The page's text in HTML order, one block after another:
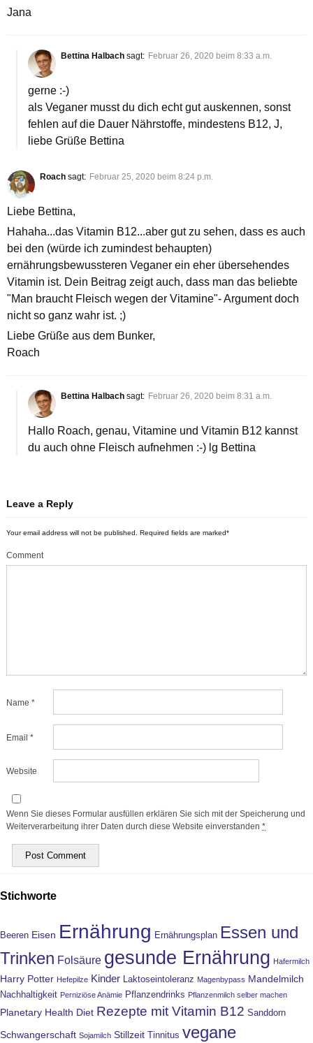
Jana
Bettina Halbach sagt: Februar 26, 2020 beim 8:33 a.m.
gerne :-)
als Veganer musst du dich echt gut auskennen, sonst
fehlen auf die Dauer Nährstoffe, mindestens B12, J,
liebe Grüße Bettina
Roach sagt: Februar 25, 2020 beim 8:24 p.m.
Liebe Bettina,
Hahaha...das Vitamin B12...aber gut zu sehen, dass es auch
bei den (würde ich zumindest behaupten)
ernährungsbewussteren Veganer ein eher übersehendes
Vitamin ist. Dein Beitrag zeigt auch, dass man das beliebte
"Man braucht Fleisch wegen der Vitamine"- Argument doch
nicht so ganz wahr ist. ;)
Liebe Grüße aus dem Bunker,
Roach
Bettina Halbach sagt: Februar 26, 2020 beim 8:31 a.m.
Hallo Roach, genau, Vitamine und Vitamin B12 kannst
du auch ohne Fleisch aufnehmen :-) lg Bettina
Leave a Reply
Your email address will not be published. Required fields are marked*
Comment
Name *
Email *
Website
Wenn Sie dieses Formular ausfüllen erklären Sie sich mit der Speicherung und
Weiterverarbeitung ihrer Daten durch diese Website einverstanden *
Stichworte
Beeren Eisen Ernährung Ernährungsplan Essen und
Trinken Folsäure gesunde Ernährung Hafermilch
Harry Potter Hefepilze Kinder Laktoseintoleranz Magenbypass Mandelmilch
Nachhaltigkeit Perniziöse Anämie Pflanzendrinks Pflanzenmilch selber machen
Planetary Health Diet Rezepte mit Vitamin B12 Sanddorn
Schwangerschaft Sojamilch Stillzeit Tinnitus vegane